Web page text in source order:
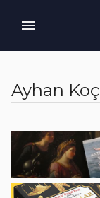
Ayhan Koç